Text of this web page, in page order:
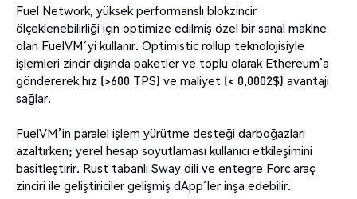
Fuel Network, yüksek performanslı blokzincir
ölçeklenebilirliği için optimize edilmiş özel bir sanal makine
olan FuelVM’yi kullanır. Optimistic rollup teknolojisiyle
işlemleri zincir dışında paketler ve toplu olarak Ethereum’a
göndererek hız (>600 TPS) ve maliyet (< 0,0002$) avantajı
sağlar.
FuelVM’in paralel işlem yürütme desteği darboğazları
azaltırken; yerel hesap soyutlaması kullanıcı etkileşimini
basitleştirir. Rust tabanlı Sway dili ve entegre Forc araç
zinciri ile geliştiriciler gelişmiş dApp’ler inşa edebilir.